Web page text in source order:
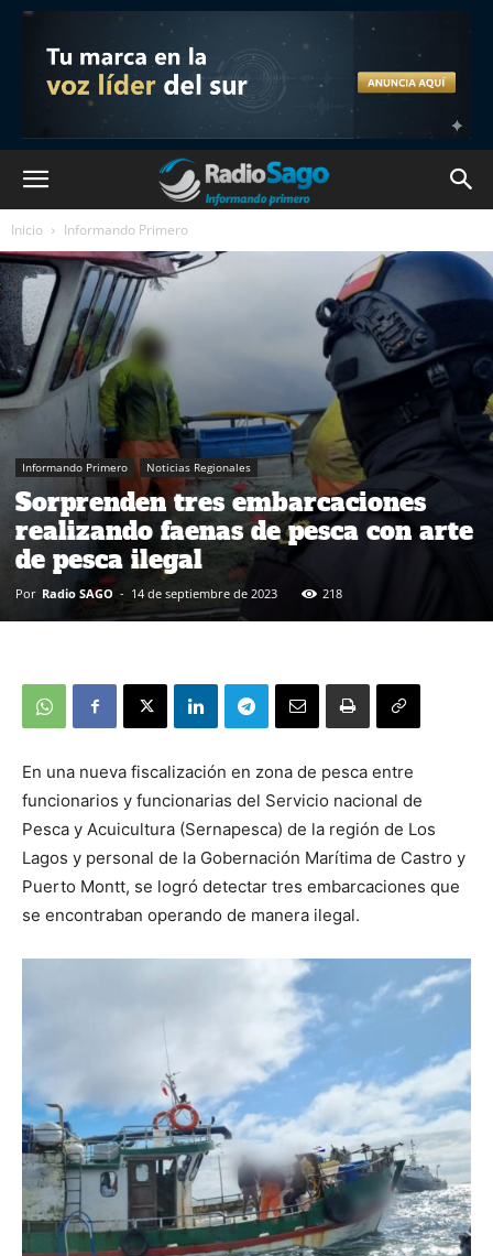
Inicio Informando Primero
Informando Primero Noticias Regionales
Sorprenden tres embarcaciones
realizando faenas de pesca con arte
de pesca ilegal
Por Radio SAGO - 14 de septiembre de 2023 218
En una nueva fiscalización en zona de pesca entre
funcionarios y funcionarias del Servicio nacional de
Pesca y Acuicultura (Sernapesca) de la región de Los
Lagos y personal de la Gobernación Marítima de Castro y
Puerto Montt, se logró detectar tres embarcaciones que
se encontraban operando de manera ilegal.